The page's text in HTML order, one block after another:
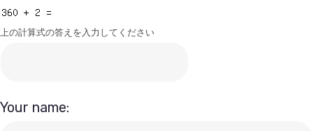
上の計算式の答えを入力してください
Your name: